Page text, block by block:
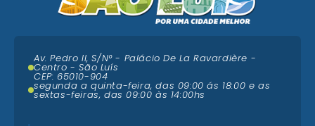
Av. Pedro II, S/N° - Palácio De La Ravardière -
Centro - São Luís
CEP: 65010-904
segunda a quinta-feira, das 09:00 ás 18:00 e as
sextas-feiras, das 09:00 às 14:00hs